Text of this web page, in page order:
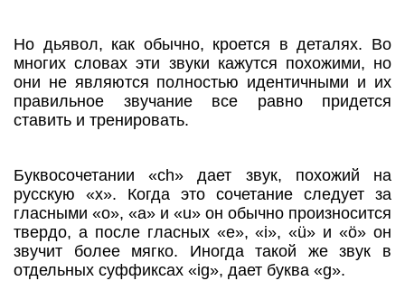
Но дьявол, как обычно, кроется в деталях. Во
многих словах эти звуки кажутся похожими, но
они не являются полностью идентичными и их
правильное звучание все равно придется
ставить и тренировать.
Буквосочетании «ch» дает звук, похожий на
русскую «х». Когда это сочетание следует за
гласными «о», «а» и «u» он обычно произносится
твердо, а после гласных «е», «i», «ü» и «ö» он
звучит более мягко. Иногда такой же звук в
отдельных суффиксах «ig», дает буква «g».